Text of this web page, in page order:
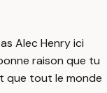
Alec Henry ici
raison que tu
que tout le monde